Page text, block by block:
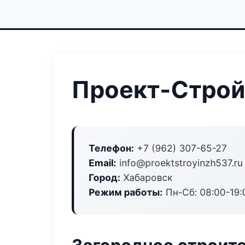
Проект-
Телефон: +7 (962) 307-65-27
Email: info@proektstroyinzh537.ru
Город: Хабаровск
Режим работы: Пн-Сб: 08:00-